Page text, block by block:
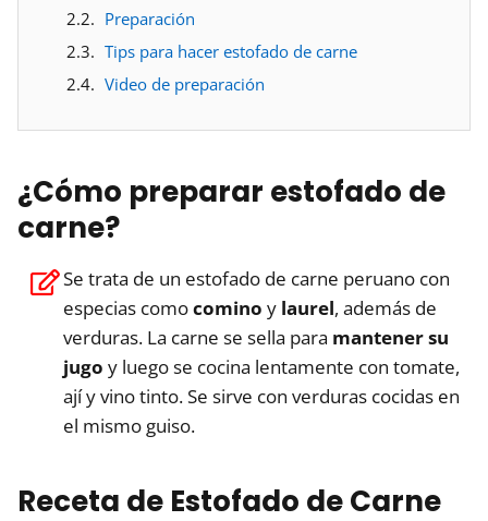
Preparación
Tips para hacer estofado de carne
Video de preparación
¿Cómo preparar estofado de
carne?
Se trata de un estofado de carne peruano con
especias comocomino y laurel, además de
verduras. La carne se sella para mantener su
jugo y luego se cocina lentamente con tomate,
ají y vino tinto. Se sirve con verduras cocidas en
el mismo guiso.
Receta de Estofado de Carne